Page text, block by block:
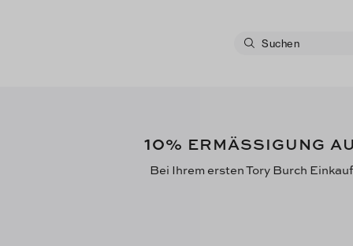
10% ERMÄSSIGUNG
Bei Ihrem ersten Tory Burch